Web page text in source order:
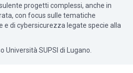
progetti complessi, anche in
con focus sulle tematiche
e di cybersicurezza legate specie alla
Università SUPSI di Lugano.